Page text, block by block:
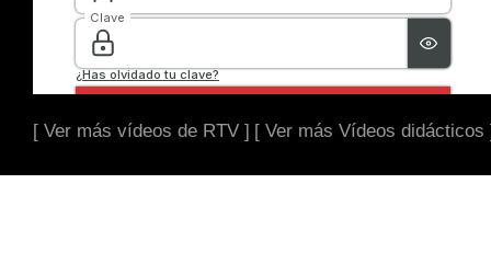
[ Ver más vídeos de RTV ] [ Ver más Vídeos didácticos